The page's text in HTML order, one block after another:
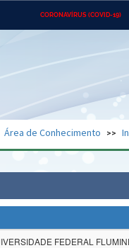
CORONAVÍRUS (COVID-19)
do Desenvolvimento
Geral da União
Área de Conhecimento
FEDERAL